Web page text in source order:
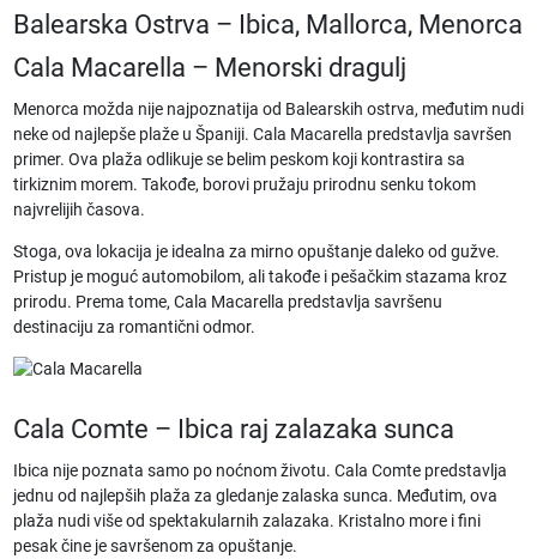
Balearska Ostrva – Ibica, Mallorca, Menorca
Cala Macarella – Menorski dragulj
Menorca možda nije najpoznatija od Balearskih ostrva, međutim nudi
neke od najlepše plaže u Španiji. Cala Macarella predstavlja savršen
primer. Ova plaža odlikuje se belim peskom koji kontrastira sa
tirkiznim morem. Takođe, borovi pružaju prirodnu senku tokom
najvrelijih časova.
Stoga, ova lokacija je idealna za mirno opuštanje daleko od gužve.
Pristup je moguć automobilom, ali takođe i pešačkim stazama kroz
prirodu. Prema tome, Cala Macarella predstavlja savršenu
destinaciju za romantični odmor.
Cala Comte – Ibica raj zalazaka sunca
Ibica nije poznata samo po noćnom životu. Cala Comte predstavlja
jednu od najlepših plaža za gledanje zalaska sunca. Međutim, ova
plaža nudi više od spektakularnih zalazaka. Kristalno more i fini
pesak čine je savršenom za opuštanje.